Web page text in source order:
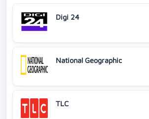
Digi 24
National Geographic
TLC